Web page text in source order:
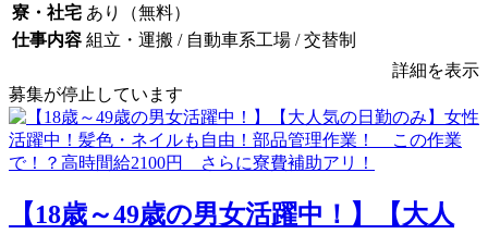
寮・社宅 あり（無料）
仕事内容 組立・運搬 / 自動車系工場 / 交替制
詳細を表示
募集が停止しています
【18歳～49歳の男女活躍中！】【大人